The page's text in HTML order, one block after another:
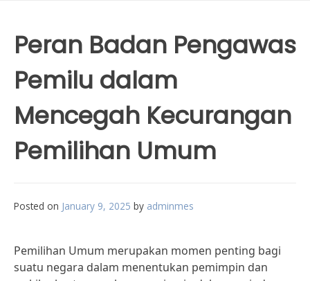
Peran Badan Pengawas
Pemilu dalam
Mencegah Kecurangan
Pemilihan Umum
Posted on January 9, 2025 by adminmes
Pemilihan Umum merupakan momen penting bagi
suatu negara dalam menentukan pemimpin dan